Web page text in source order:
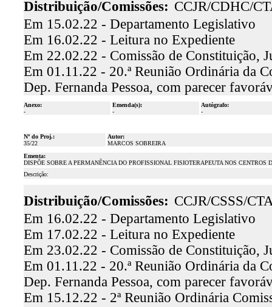
Distribuição/Comissões: CCJR/CDHC/
Em 15.02.22 - Departamento Legislativo
Em 16.02.22 - Leitura no Expediente
Em 22.02.22 - Comissão de Constituição,
Em 01.11.22 - 20.ª Reunião Ordinária da
Dep. Fernanda Pessoa, com parecer
Anexo:
-
Emenda(s):
-
Autógrafo:
-
Nº do Proj.:
35/22
Autor:
MARCOS SOBREIRA
Ementa:
DISPÕE SOBRE A PERMANÊNCIA DO PROFISSIONAL FISIOTERAPEUTA NOS
Descrição:
Distribuição/Comissões: CCJR/CSSS/
Em 16.02.22 - Departamento Legislativo
Em 17.02.22 - Leitura no Expediente
Em 23.02.22 - Comissão de Constituição,
Em 01.11.22 - 20.ª Reunião Ordinária da
Dep. Fernanda Pessoa, com parecer
Em 15.12.22 - 2ª Reunião Ordinária